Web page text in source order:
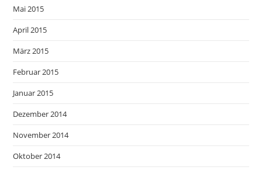
Mai 2015
April 2015
März 2015
Februar 2015
Januar 2015
Dezember 2014
November 2014
Oktober 2014